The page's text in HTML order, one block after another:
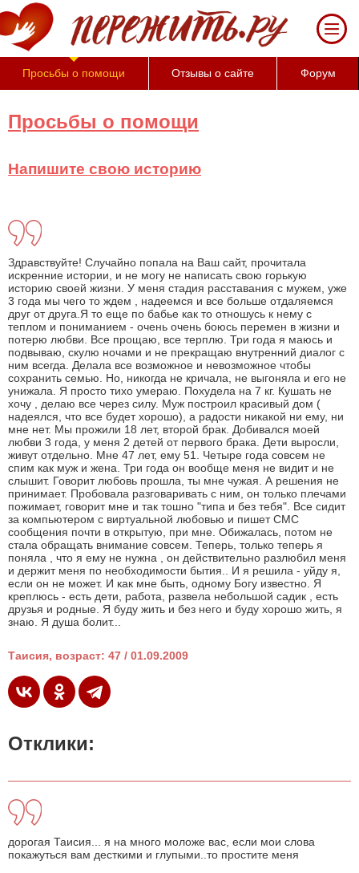
Просьбы о помощи Отзывы о сайте Форум
Просьбы о помощи
Напишите свою историю
Здравствуйте! Случайно попала на Ваш сайт, прочитала
искренние истории, и не могу не написать свою горькую
историю своей жизни. У меня стадия расставания с мужем, уже
3 года мы чего то ждем , надеемся и все больше отдаляемся
друг от друга.Я то еще по бабье как то отношусь к нему с
теплом и пониманием - очень очень боюсь перемен в жизни и
потерю любви. Все прощаю, все терплю. Три года я маюсь и
подвываю, скулю ночами и не прекращаю внутренний диалог с
ним всегда. Делала все возможное и невозможное чтобы
сохранить семью. Но, никогда не кричала, не выгоняла и его не
унижала. Я просто тихо умераю. Похудела на 7 кг. Кушать не
хочу , делаю все через силу. Муж построил красивый дом (
надеялся, что все будет хорошо), а радости никакой ни ему, ни
мне нет. Мы прожили 18 лет, второй брак. Добивался моей
любви 3 года, у меня 2 детей от первого брака. Дети выросли,
живут отдельно. Мне 47 лет, ему 51. Четыре года совсем не
спим как муж и жена. Три года он вообще меня не видит и не
слышит. Говорит любовь прошла, ты мне чужая. А решения не
принимает. Пробовала разговаривать с ним, он только плечами
пожимает, говорит мне и так тошно "типа и без тебя". Все сидит
за компьютером с виртуальной любовью и пишет СМС
сообщения почти в открытую, при мне. Обижалась, потом не
стала обращать внимание совсем. Теперь, только теперь я
поняла , что я ему не нужна , он действительно разлюбил меня
и держит меня по необходимости бытия.. И я решила - уйду я,
если он не может. И как мне быть, одному Богу известно. Я
креплюсь - есть дети, работа, развела небольшой садик , есть
друзья и родные. Я буду жить и без него и буду хорошо жить, я
знаю. Я душа болит...
Таисия, возраст: 47 / 01.09.2009
Отклики:
дорогая Таисия... я на много моложе вас, если мои слова
покажуться вам десткими и глупыми..то простите меня